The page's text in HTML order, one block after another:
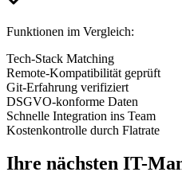
Funktionen im Vergleich:
Tech-Stack Matching
Remote-Kompatibilität geprüft
Git-Erfahrung verifiziert
DSGVO-konforme Daten
Schnelle Integration ins Team
Kostenkontrolle durch Flatrate
Ihre nächsten IT-